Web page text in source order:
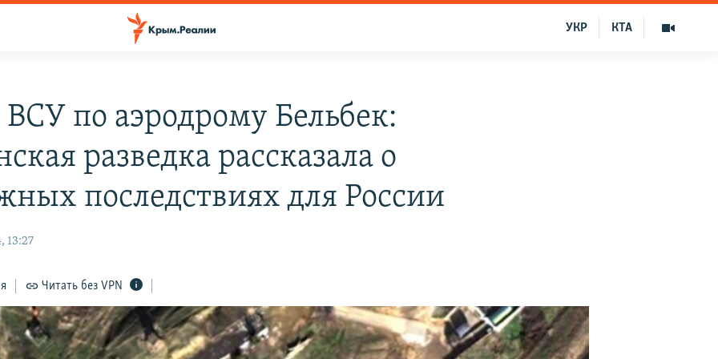
КТА
УКР
по аэродрому Бельбек:
разведка рассказала о
последствиях для России
13:27
Читать без VPN